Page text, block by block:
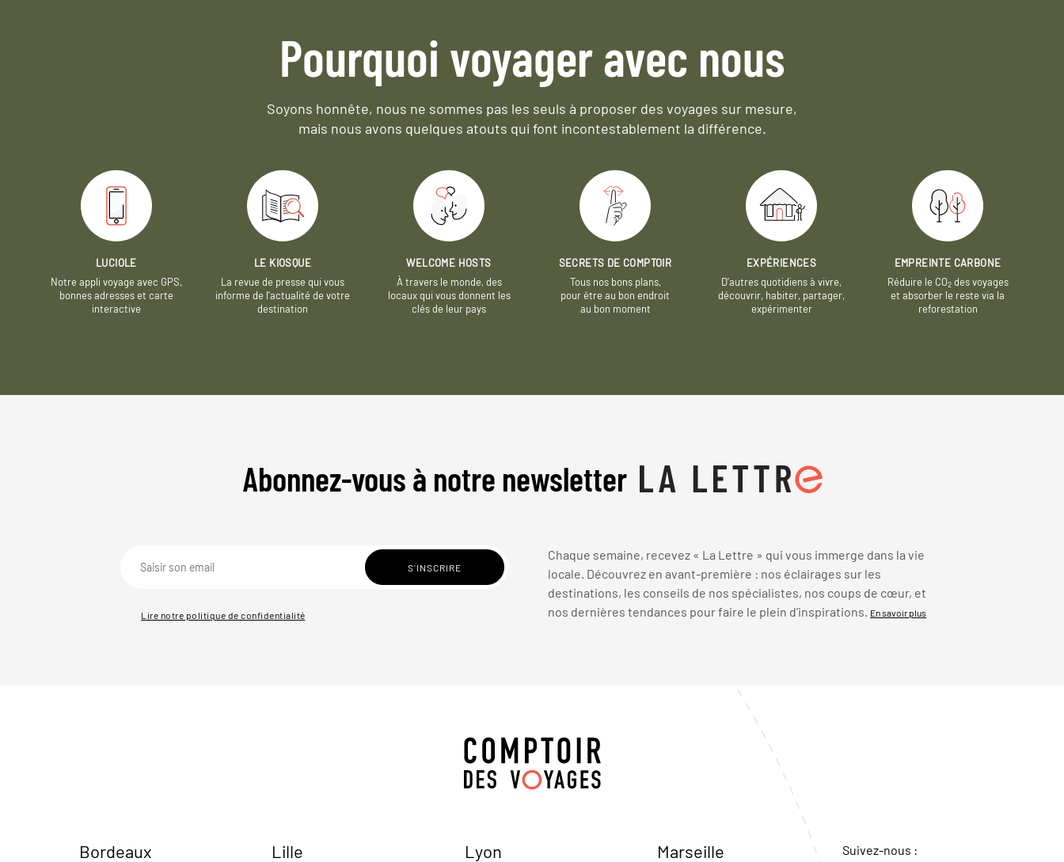
Pourquoi voyager avec nous
Soyons honnête, nous ne sommes pas les seuls à proposer des voyages sur mesure,
mais nous avons quelques atouts qui font incontestablement la différence.
LUCIOLE
Notre appli voyage avec GPS,
bonnes adresses et carte
interactive
LE KIOSQUE
La revue de presse qui vous
informe de l’actualité de votre
destination
WELCOME HOSTS
À travers le monde, des
locaux qui vous donnent les
clés de leur pays
SECRETS DE COMPTOIR
Tous nos bons plans,
pour être au bon endroit
au bon moment
EXPÉRIENCES
D’autres quotidiens à vivre,
découvrir, habiter, partager,
expérimenter
EMPREINTE CARBONE
Réduire le CO2des voyages
et absorber le reste via la
reforestation
Abonnez-vous à notre newsletter
Lire notre politique de confidentialité
Chaque semaine, recevez « La Lettre » qui vous immerge dans la vie
locale. Découvrez en avant-première : nos éclairages sur les
destinations, les conseils de nos spécialistes, nos coups de cœur, et
nos dernières tendances pour faire le plein d’inspirations. En savoir plus
Bordeaux Lille Lyon Marseille Suivez-nous :